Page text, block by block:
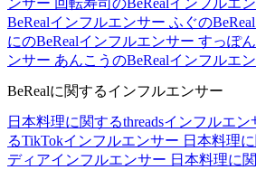
ンサー 回転寿司のBeRealインフルエ
BeRealインフルエンサー ふぐの
にのBeRealインフルエンサー すっぽ
ンサー あんこうのBeRealインフルエ
BeRealに関するインフルエンサー
日本料理に関するthreadsインフルエン
るTikTokインフルエンサー 日本料理
ディアインフルエンサー 日本料理に